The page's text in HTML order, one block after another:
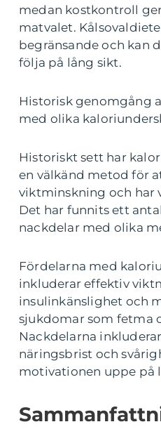
medan kostkontroll
matvalet.
begränsande och kan
följa på lång sikt.
Historisk genomgång
med olika
Historiskt sett har
en välkänd metod för
viktminskning och har
Det har funnits ett
nackdelar med olika
Fördelarna med
inkluderar effektiv
insulinkänslighet och
sjukdomar som fetma
Nackdelarna
näringsbrist och
motivationen uppe på